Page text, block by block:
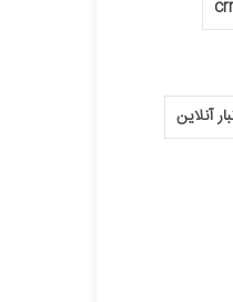
آنلاین